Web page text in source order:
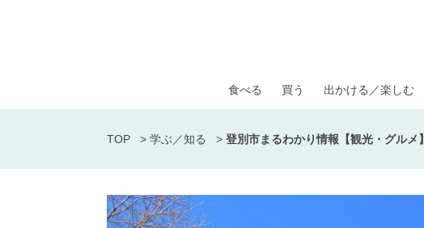
食べる 買う 出かける／楽しむ
TOP > 学ぶ／知る > 登別市まるわかり情報【観光・グルメ】